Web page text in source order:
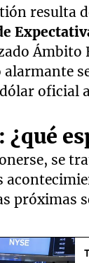
resulta
Ámbito
oficial
se
próximas